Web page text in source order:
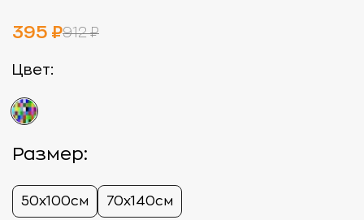
395 ₽912 ₽
Цвет:
Размер:
50х100см 70х140см